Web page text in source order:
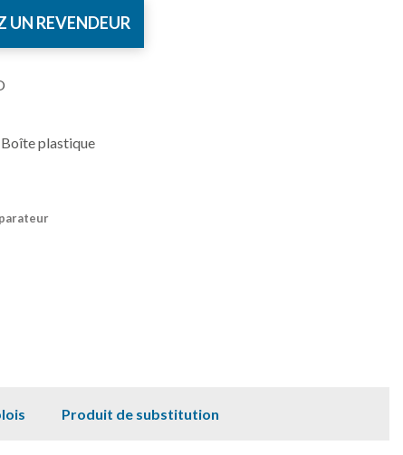
UN REVENDEUR
plastique
Produit de substitution